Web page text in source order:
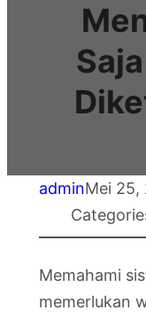
adminMei 25,
Memahami
memerlukan